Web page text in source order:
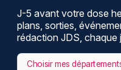
J-5 avant votre dose
plans, sorties,
rédaction JDS, chaque
Choisir mes